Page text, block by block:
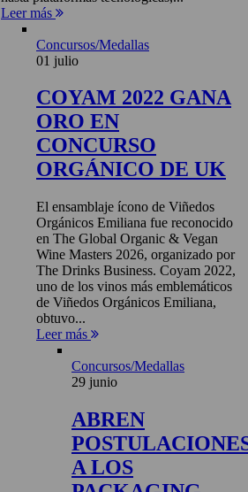
Leer más
Concursos/Medallas
01 julio
COYAM 2022 GANA
ORO EN
CONCURSO
ORGÁNICO DE UK
El ensamblaje ícono de Viñedos
Orgánicos Emiliana fue reconocido
en The Global Organic & Vegan
Wine Masters 2026, organizado por
The Drinks Business. Coyam 2022,
uno de los vinos más emblemáticos
de Viñedos Orgánicos Emiliana,
obtuvo...
Leer más
Concursos/Medallas
29 junio
ABREN
A LOS